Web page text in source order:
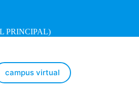
PRINCIPAL)
campus virtual